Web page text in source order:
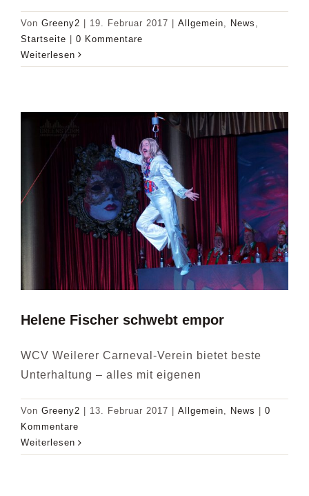
Von Greeny2 19. Februar 2017 Allgemein News
Startseite
0 Kommentare
Weiterlesen
Helene Fischer schwebt empor
WCV Weilerer Carneval-Verein bietet beste
Unterhaltung – alles mit eigenen
Von Greeny2 13. Februar 2017 Allgemein, News
0
Kommentare
Weiterlesen